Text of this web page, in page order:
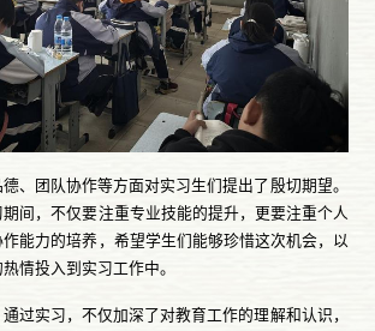
、团队协作等方面对实习生们提出了殷切期望。
间，不仅要注重专业技能的提升，更要注重个人
能力的培养，希望学生们能够珍惜这次机会，以
情投入到实习工作中。
过实习，不仅加深了对教育工作的理解和认识，